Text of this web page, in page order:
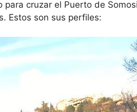
cruzar el Puerto de
Estos son sus perfiles: